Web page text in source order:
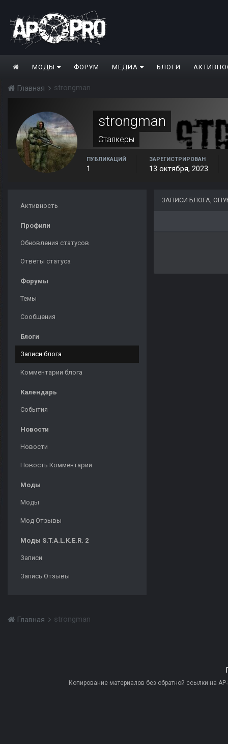
МОДЫ ФОРУМ МЕДИА БЛОГИ
Главная strongman
strongman
Сталкеры
ПУБЛИКАЦИЙ
1
ЗАРЕГИСТРИРОВАН
13 октября, 2023
Активность
Профили
Обновления статусов
Ответы статуса
Форумы
Темы
Сообщения
Блоги
Записи блога
Комментарии блога
Календарь
События
Новости
Новости
Новость Комментарии
Моды
Моды
Мод Отзывы
Моды S.T.A.L.K.E.R. 2
Записи
Запись Отзывы
ЗАПИСИ БЛОГА,
Главная strongman
Копирование материалов без обратной ссылки на